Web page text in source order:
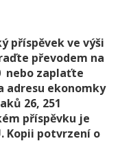
příspěvek ve výši
převodem na
nebo zaplaťte
adresu ekonomky
26, 251
příspěvku je
Kopii potvrzení o